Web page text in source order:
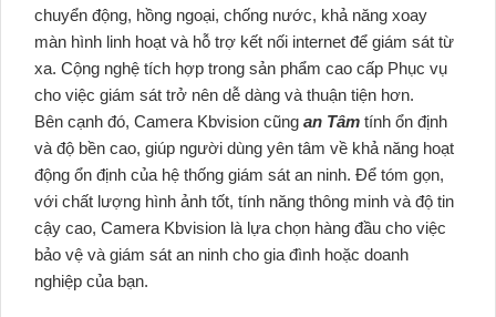
chuyển động, hồng ngoại, chống nước, khả năng xoay
màn hình linh hoạt và hỗ trợ kết nối internet để giám sát từ
xa. Cộng nghệ tích hợp trong sản phẩm cao cấp Phục vụ
cho việc giám sát trở nên dễ dàng và thuận tiện hơn.
Bên cạnh đó, Camera Kbvision cũng an Tâm tính ổn định
và độ bền cao, giúp người dùng yên tâm về khả năng hoạt
động ổn định của hệ thống giám sát an ninh. Để tóm gọn,
với chất lượng hình ảnh tốt, tính năng thông minh và độ tin
cậy cao, Camera Kbvision là lựa chọn hàng đầu cho việc
bảo vệ và giám sát an ninh cho gia đình hoặc doanh
nghiệp của bạn.